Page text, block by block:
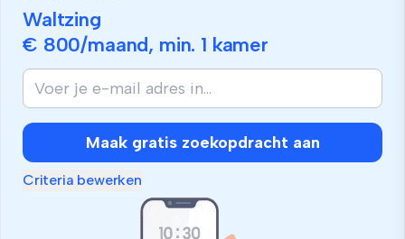
Waltzing
€ 800/maand, min. 1 kamer
Als
mens
bent,
negeer
dit
Maak gratis zoekopdracht aan
Criteria bewerken